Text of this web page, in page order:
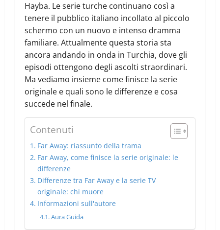
Hayba. Le serie turche continuano così a
tenere il pubblico italiano incollato al piccolo
schermo con un nuovo e intenso dramma
familiare. Attualmente questa storia sta
ancora andando in onda in Turchia, dove gli
episodi ottengono degli ascolti straordinari.
Ma vediamo insieme come finisce la serie
originale e quali sono le differenze e cosa
succede nel finale.
Contenuti
Far Away: riassunto della trama
Far Away, come finisce la serie originale: le
differenze
Differenze tra Far Away e la serie TV
originale: chi muore
Informazioni sull'autore
Aura Guida